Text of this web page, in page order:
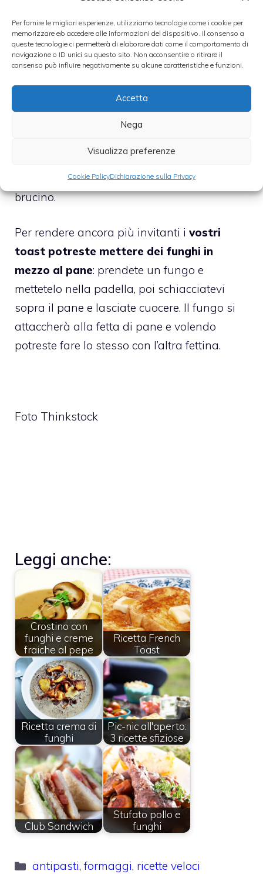
Per fornire le migliori esperienze, utilizziamo tecnologie come i cookie per
memorizzare e/o accedere alle informazioni del dispositivo. Il consenso a
queste tecnologie ci permetterà di elaborare dati come il comportamento di
navigazione o ID unici su questo sito. Non acconsentire o ritirare il
consenso può influire negativamente su alcune caratteristiche e funzioni.
Accetta
Nega
Visualizza preferenze
Cookie PolicyDichiarazione sulla Privacy
Intanto prendete unapadella pesante e
scaldatela e nel frattempo spennellate di
olio i due lati di ogni sandwichpreparato,
poigrigliateli. Per tenerli schiacciati potreste
utilizzare il fondo di un’altra padella.
Controllateli e quando saranno
lasciandoli cuocere per
su ciascun lato per evitare che si
brucino.
Per rendere ancora più invitanti i vostri
toast potreste mettere dei funghi in
mezzo al pane: prendete un fungo e
mettetelo nella padella, poi schiacciatevi
sopra il pane e lasciate cuocere. Il fungo si
attaccherà alla fetta di pane e volendo
potreste fare lo stesso con l’altra fettina.
Foto Thinkstock
Leggi anche:
Crostino con
funghi e creme
fraiche al pepe
Ricetta French
Toast
Ricetta crema di
funghi
Pic-nic all'aperto:
3 ricette sfiziose
Club Sandwich
Stufato pollo e
funghi
Categorie
antipasti,formaggi, ricette veloci